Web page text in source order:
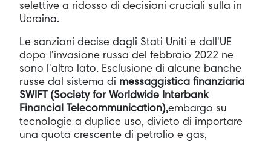
selettive a ridosso di decisioni cruciali sulla in
Ucraina.
Le sanzioni decise dagli Stati Uniti e dall'UE
dopo l'invasione russa del febbraio 2022 ne
sono l'altro lato. Esclusione di alcune banche
russe dal sistema di messaggistica finanziaria
SWIFT (Society for Worldwide Interbank
Financial Telecommunication),embargo su
tecnologie a duplice uso, divieto di importare
una quota crescente di petrolio e gas,